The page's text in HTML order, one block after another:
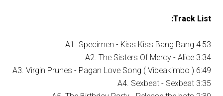
Track List:
A1. Specimen - Kiss Kiss Bang Bang 4:53
A2. The Sisters Of Mercy - Alice 3:34
A3. Virgin Prunes - Pagan Love Song ( Vibeakimbo ) 6:49
A4. Sexbeat - Sexbeat 3:35